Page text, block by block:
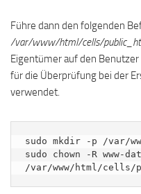
Führe dann den folgenden
/var/www/html/cells/
Eigentümer auf den Benutzer
für die Überprüfung bei der
verwendet.
sudo mkdir -p /var/
sudo chown -R www-
/var/www/html/cells/